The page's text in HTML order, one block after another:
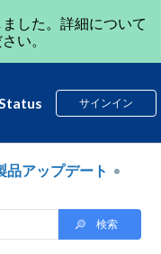
した。詳細について
い。
サインイン
品アップデート